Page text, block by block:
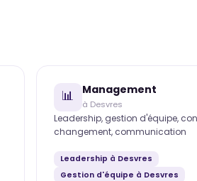
📊 Management
à Desvres
Leadership, gestion d'équipe,
changement, communication
Leadership à Desvres
Gestion d'équipe à Desvres